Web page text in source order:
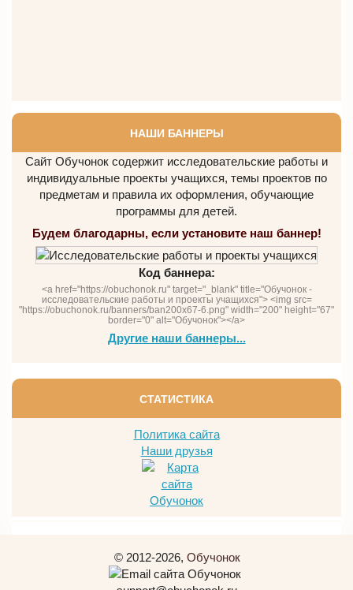
НАШИ БАННЕРЫ
Сайт Обучонок содержит исследовательские работы и
индивидуальные проекты учащихся, темы проектов по
предметам и правила их оформления, обучающие
программы для детей.
Будем благодарны, если установите наш баннер!
Код баннера:
<a href="https://obuchonok.ru" target="_blank" title="Обучонок -
исследовательские работы и проекты учащихся"> <img src=
"https://obuchonok.ru/banners/ban200x67-6.png" width="200" height="67"
border="0" alt="Обучонок"></a>
Другие наши баннеры...
СТАТИСТИКА
Политика сайта
Наши друзья
© 2012-2026, Обучонок